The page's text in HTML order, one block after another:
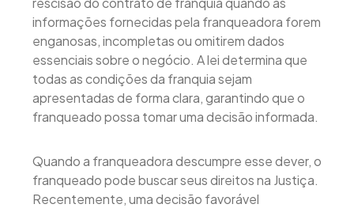
informações fornecidas pela franqueadora forem
enganosas, incompletas ou omitirem dados
essenciais sobre o negócio. A lei determina que
todas as condições da franquia sejam
apresentadas de forma clara, garantindo que o
franqueado possa tomar uma decisão informada.
Quando a franqueadora descumpre esse dever, o
franqueado pode buscar seus direitos na Justiça.
Recentemente, uma decisão favorável